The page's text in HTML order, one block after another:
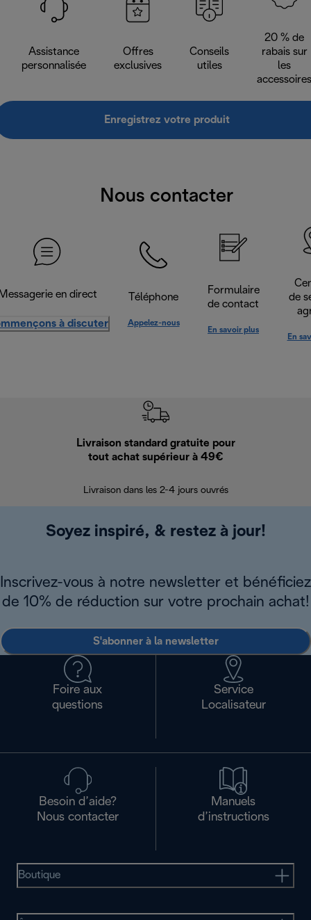
Assistance
personnalisée
Offres
exclusives
Conseils
utiles
20 % de
rabais sur
les
accessoires
Enregistrez votre produit
Nous contacter
en direct
à discuter
Téléphone
Appelez-nous
Formulaire
de contact
En savoir plus
de
En
Livraison standard gratuite pour
tout achat supérieur à 49€
Livraison dans les 2-4 jours ouvrés
Soyez inspiré, & restez à jour!
Inscrivez-vous à notre newsletter et bénéficiez
de 10% de réduction sur votre prochain achat!
S'abonner à la newsletter
Foire aux
questions
Service
Localisateur
Besoin d’aide?
Nous contacter
Manuels
d’instructions
Boutique